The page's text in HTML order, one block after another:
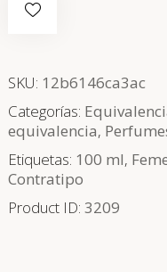
SKU: 12b6146ca3ac
Categorías:
equivalencia,
Etiquetas: 100 ml,
Contratipo
Product ID:3209